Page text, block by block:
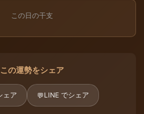
この日の干支
この運勢をシェア
ェア 💬LINE でシェア